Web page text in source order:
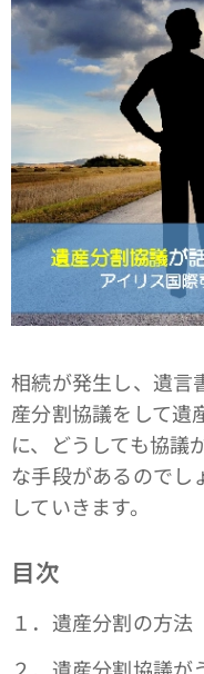
相続が発生し、遺言
産分割協議をして遺
に、どうしても協議
な手段があるのでし
していきます。
目次
１．遺産分割の方法